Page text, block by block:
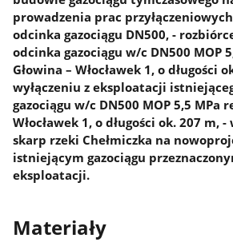
prowadzenia prac
odcinka gazociągu DN500, -
odcinka gazociągu w/c DN500 MOP
Głowina – Włocławek 1, o długości
wyłączeniu z eksploatacji
gazociągu w/c DN500 MOP 5,5 MPa
Włocławek 1, o długości ok. 207 m,
skarp rzeki Chełmiczka na
istniejącym gazociągu
eksploatacji.
Materiały